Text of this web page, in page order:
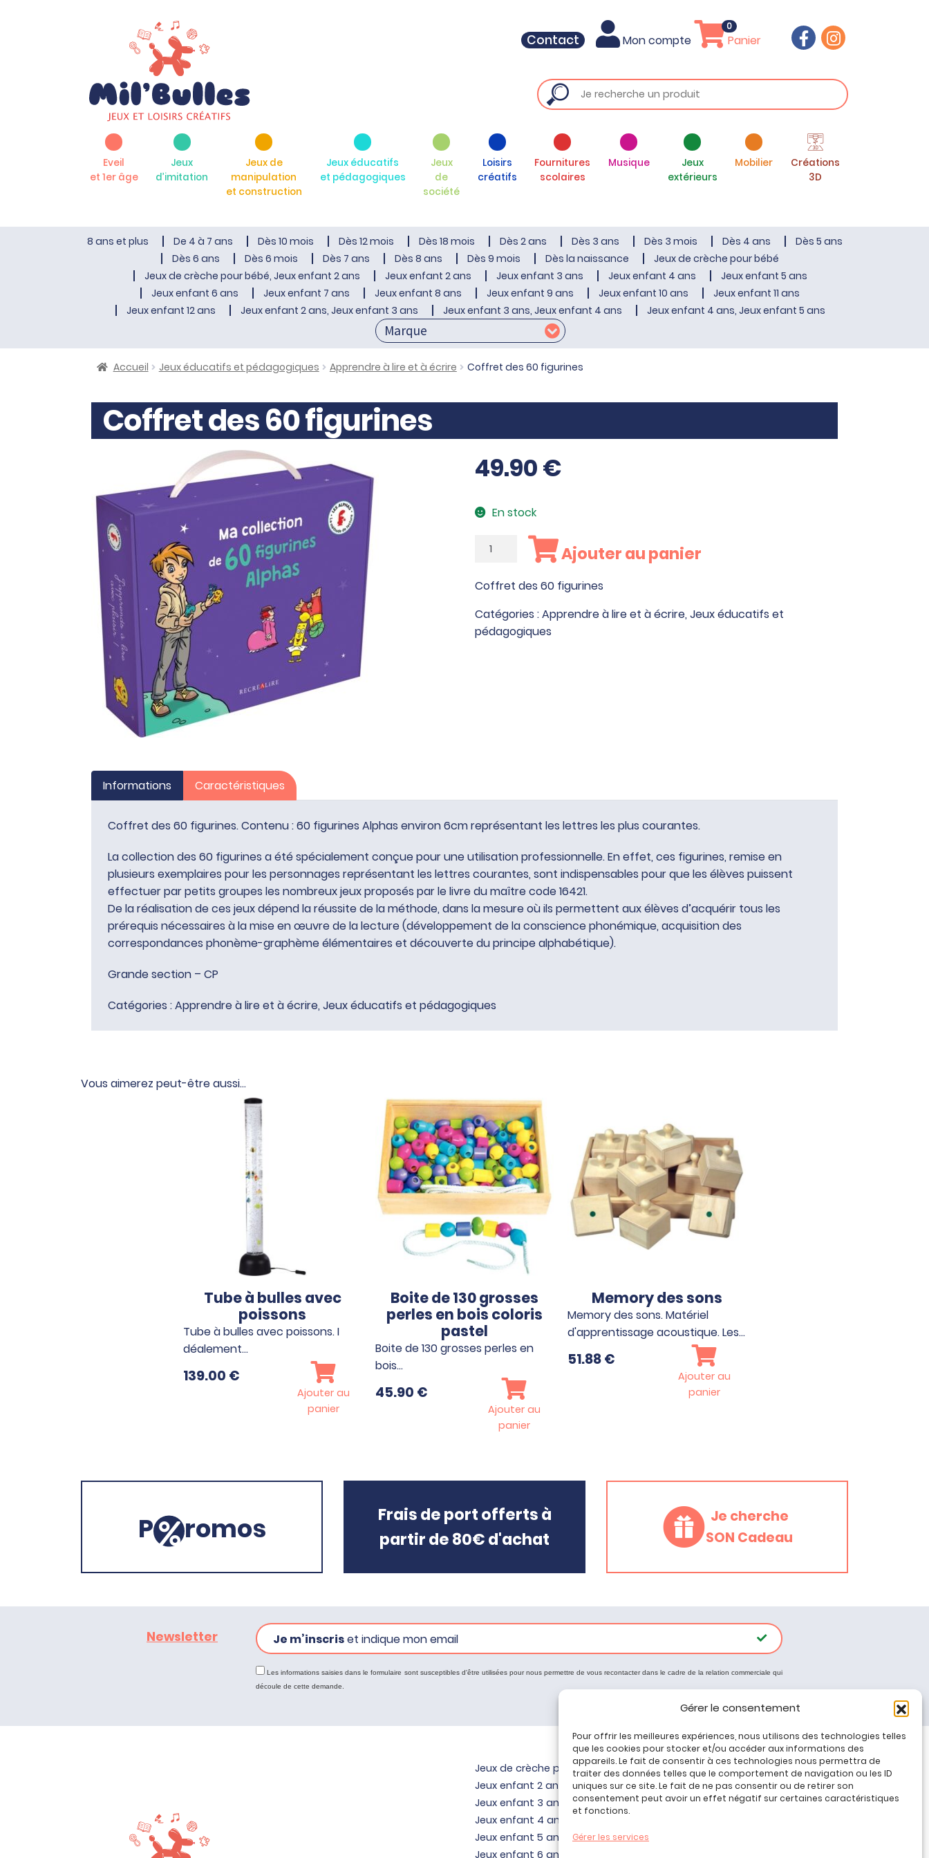
Gérer le consentement
Pour offrir les meilleures expériences, nous utilisons des technologies telles
que les cookies pour stocker et/ou accéder aux informations des
appareils. Le fait de consentir à ces technologies nous permettra de
traiter des données telles que le comportement de navigation ou les ID
uniques sur ce site. Le fait de ne pas consentir ou de retirer son
consentement peut avoir un effet négatif sur certaines caractéristiques
et fonctions.
Gérer les services
Contact Mon compte Panier
0
Eveil
et 1er âge
Jeux
d’imitation
Jeux de
manipulation
et construction
Jeux éducatifs
et pédagogiques
Jeux
de
société
Loisirs
créatifs
Fournitures
scolaires
Musique
Jeux
extérieurs
Mobilier
Créations
3D
8 ans et plus De 4 à 7 ans Dès 10 mois Dès 12 mois Dès 18 mois Dès 2 ans Dès 3 ans Dès 3 mois Dès 4 ans
Dès 5 ans
Dès 6 ans
Dès 6 mois Dès 7 ans Dès 8 ans Dès 9 mois Dès la naissance
Jeux de crèche pour bébé
Jeux de crèche pour bébé, Jeux enfant 2 ans
Jeux enfant 2 ans Jeux enfant 3 ans Jeux enfant 4 ans
Jeux enfant 5 ans
Jeux enfant 6 ans
Jeux enfant 7 ans Jeux enfant 8 ans Jeux enfant 9 ans Jeux enfant 10 ans
Jeux enfant 11 ans
Jeux enfant 12 ans
Jeux enfant 2 ans, Jeux enfant 3 ans Jeux enfant 3 ans, Jeux enfant 4 ans Jeux enfant 4 ans, Jeux enfant 5 ans
Accueil Jeux éducatifs et pédagogiques Apprendre à lire et à écrire Coffret des 60 figurines
Coffret des 60 figurines
49.90€
En stock
quantité
Coffret
des
60
figurines
Ajouter au panier
Coffret des 60 figurines
Catégories :Apprendre à lire et à écrire, Jeux éducatifs et
pédagogiques
Informations Caractéristiques
Coffret des 60 figurines. Contenu : 60 figurines Alphas environ 6cm représentant les lettres les plus courantes.
La collection des 60 figurines a été spécialement conçue pour une utilisation professionnelle. En effet, ces figurines, remise en
plusieurs exemplaires pour les personnages représentant les lettres courantes, sont indispensables pour que les élèves puissent
effectuer par petits groupes les nombreux jeux proposés par le livre du maître code 16421.
De la réalisation de ces jeux dépend la réussite de la méthode, dans la mesure où ils permettent aux élèves d’acquérir tous les
prérequis nécessaires à la mise en œuvre de la lecture (développement de la conscience phonémique, acquisition des
correspondances phonème-graphème élémentaires et découverte du principe alphabétique).
Grande section – CP
Catégories :Apprendre à lire et à écrire, Jeux éducatifs et pédagogiques
Vous aimerez peut-être aussi…
Tube à bulles avec
poissons
Tube à bulles avec poissons. I
déalement…
139.00 €
Ajouter au
panier
Boite de 130 grosses
perles en bois coloris
pastel
Boite de 130 grosses perles en
bois…
45.90 €
Ajouter au
panier
Memory des sons
Memory des sons. Matériel
d'apprentissage acoustique. Les…
51.88€
Ajouter au
panier
P romos
Frais de port offerts à
partir de 80€ d'achat
Je cherche
SON Cadeau
Newsletter Je m’inscriset indique mon email
Les informations saisies dans le formulaire sont susceptibles d'être utilisées pour nous permettre de vous recontacter dans le cadre de la relation commerciale qui
découle de cette demande.
Jeux de crèche pour bébé
Jeux enfant 2 ans
Jeux enfant 3 ans
Jeux enfant 4 ans
Jeux enfant 5 ans
Jeux enfant 6 ans
Tous nos produits
Promos jeux de loisirs créatifs
Plan du site